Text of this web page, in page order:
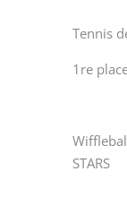
Tennis
1re
STARS